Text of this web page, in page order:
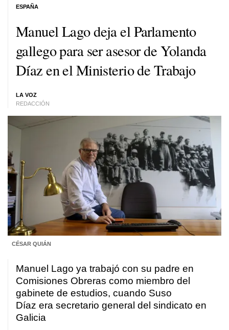
Manuel Lago deja el Parlamento
gallego para ser asesor de Yolanda
Díaz en el Ministerio de Trabajo
LA VOZ
REDACCIÓN
ESPAÑA
CÉSAR QUIÁN
Manuel Lago ya trabajó con su padre en
Comisiones Obreras como miembro del
gabinete de estudios, cuando Suso
Díaz era secretario general del sindicato en
Galicia